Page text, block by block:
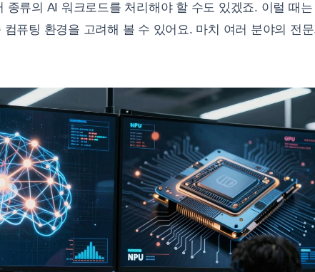
종류의 AI 워크로드를 처리해야 할 수도 있겠죠. 이럴 때는
퓨팅 환경을 고려해 볼 수 있어요. 마치 여러 분야의 전